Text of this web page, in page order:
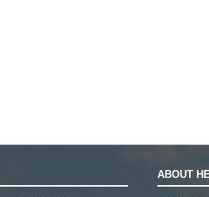
ABOUT